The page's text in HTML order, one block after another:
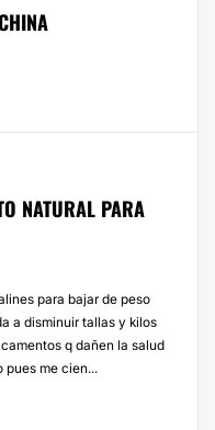
NATURAL PARA
para bajar de peso
a disminuir tallas y kilos
q dañen la salud
pues me cien...